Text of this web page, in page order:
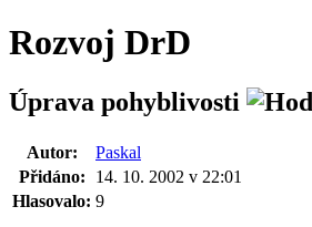
Rozvoj DrD
Úprava pohyblivosti
Autor:
Paskal
Přidáno:
14. 10. 2002 v 22:01
Hlasovalo: 9